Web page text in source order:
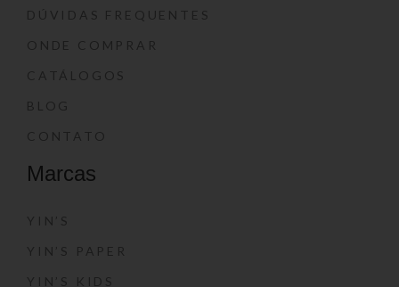
DÚVIDAS FREQUENTES
ONDE COMPRAR
CATÁLOGOS
BLOG
CONTATO
Marcas
YIN’S
YIN’S PAPER
YIN’S KIDS